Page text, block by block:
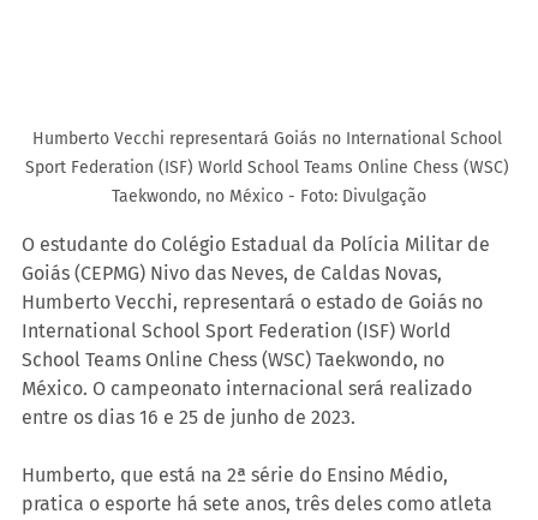
Humberto Vecchi representará Goiás no International School
Sport Federation (ISF) World School Teams Online Chess (WSC)
Taekwondo, no México - Foto: Divulgação
O estudante do Colégio Estadual da Polícia Militar de
Goiás (CEPMG) Nivo das Neves, de Caldas Novas,
Humberto Vecchi, representará o estado de Goiás no
International School Sport Federation (ISF) World
School Teams Online Chess (WSC) Taekwondo, no
México. O campeonato internacional será realizado
entre os dias 16 e 25 de junho de 2023.
Humberto, que está na 2ª série do Ensino Médio,
pratica o esporte há sete anos, três deles como atleta